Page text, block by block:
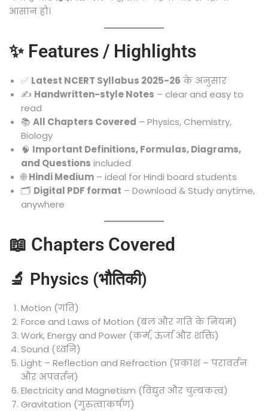
आसान हो।
✨ Features / Highlights
✅ Latest NCERT Syllabus 2025-26 के अनुसार
✍️ Handwritten-style Notes – clear and easy to
read
📚All Chapters Covered – Physics, Chemistry,
Biology
🧠 Important Definitions, Formulas, Diagrams,
and Questions included
🌐Hindi Medium – ideal for Hindi board students
🗂️ Digital PDF format – Download & Study anytime,
anywhere
📖 Chapters Covered
🔬 Physics (भौतिकी)
Motion (गति)
Force and Laws of Motion (बल और गति के नियम)
Work, Energy and Power (कर्म, ऊर्जा और शक्ति)
Sound (ध्वनि)
Light – Reflection and Refraction (प्रकाश – परावर्तन
और अपवर्तन)
Electricity and Magnetism (विद्युत और चुम्बकत्व)
Gravitation (गुरुत्वाकर्षण)